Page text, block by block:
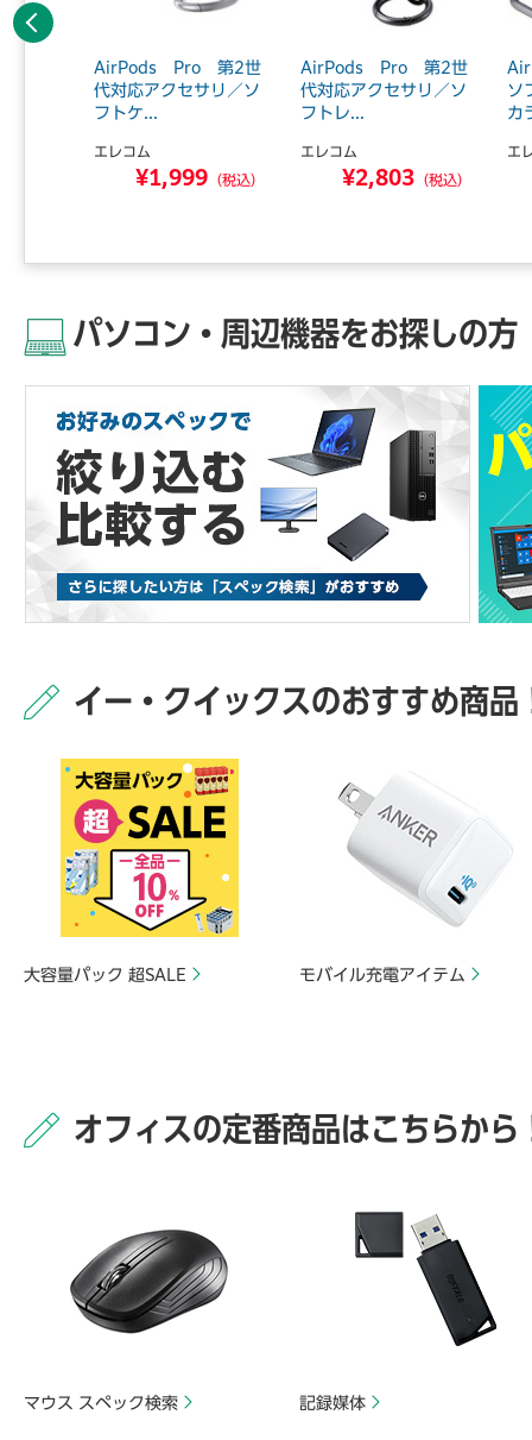
AirPods Pro 第2世
代対応アクセサリ／ソ
フトケ...
エレコム
¥1,999 （税込）
AirPods Pro 第2世
代対応アクセサリ／ソ
フトレ...
エレコム
¥2,803 （税込）
ソ
カ
エ
前へ
パソコン・周辺機器をお探しの方
イー・クイックスのおすすめ商品
大容量パック 超SALE モバイル充電アイテム
オフィスの定番商品はこちらから
マウス スペック検索 記録媒体